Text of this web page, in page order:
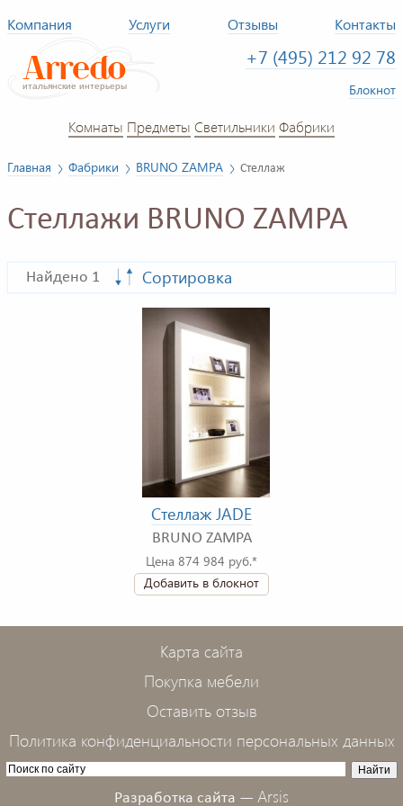
Компания Услуги Отзывы Контакты
+7 (495) 212 92 78
Блокнот
Комнаты Предметы Светильники Фабрики
Главная Фабрики BRUNO ZAMPA Стеллаж
Стеллажи BRUNO ZAMPA
Найдено 1 Сортировка
Стеллаж JADE
BRUNO ZAMPA
Цена 874 984 руб.*
Добавить в блокнот
Карта сайта
Покупка мебели
Оставить отзыв
Политика конфиденциальности персональных данных
Разработка сайта — Arsis